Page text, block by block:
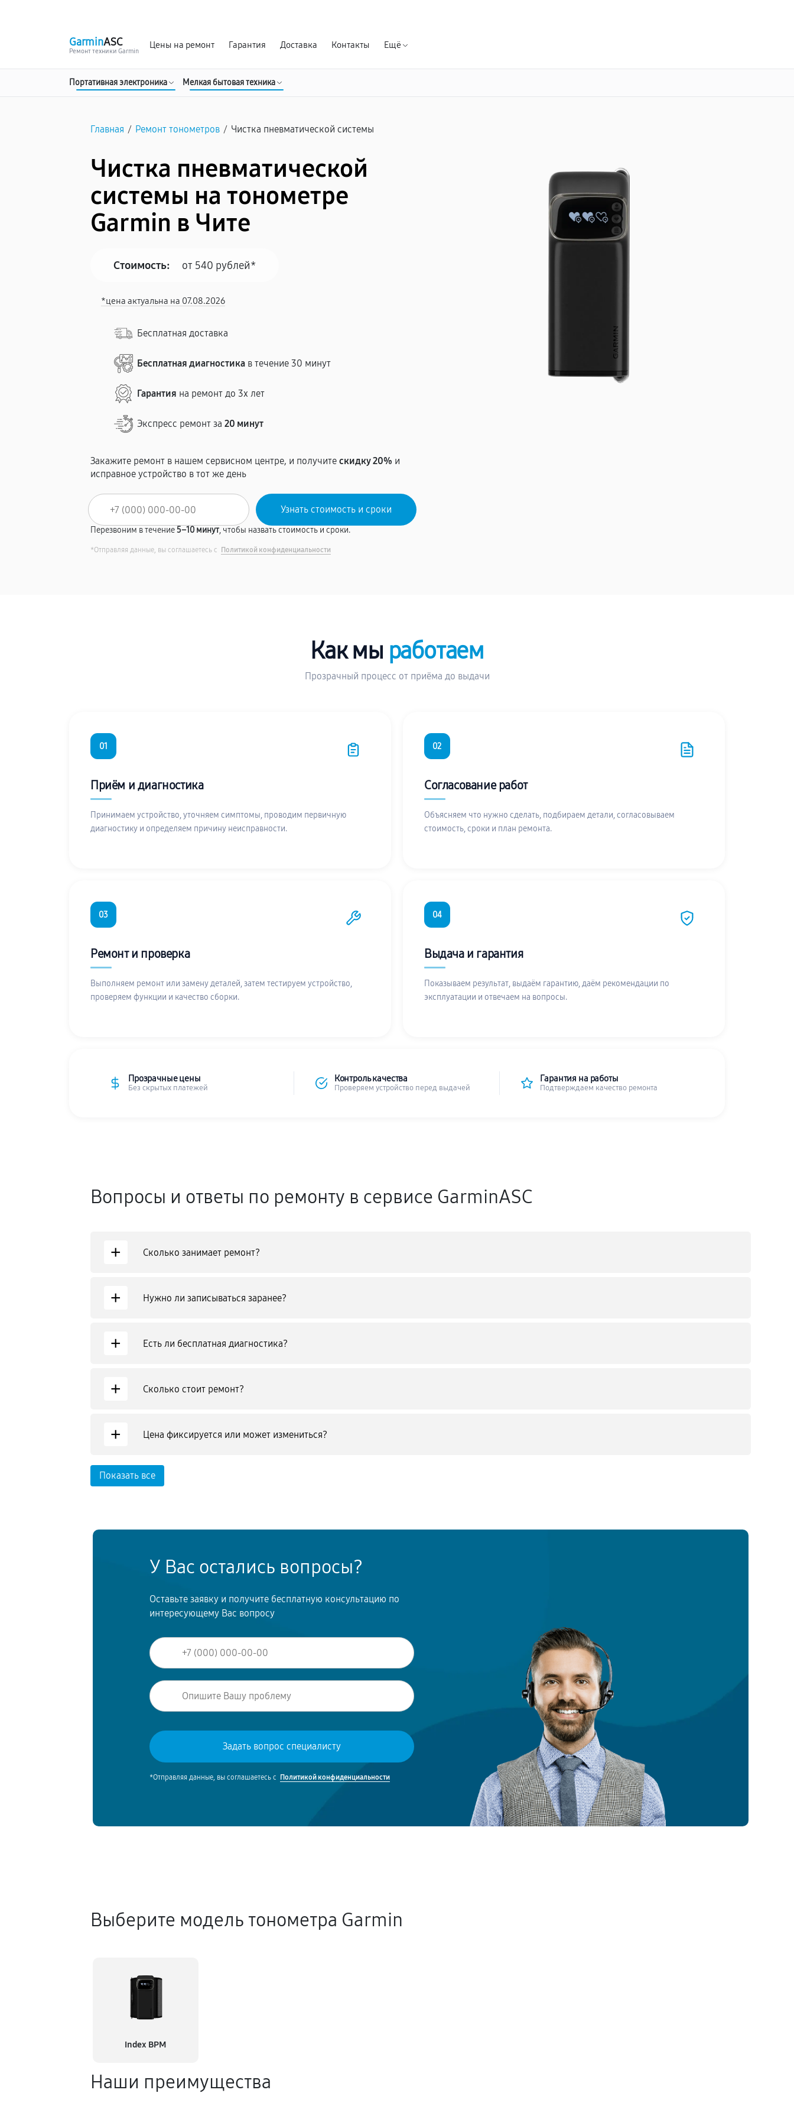
GarminASC
Ремонт техники Garmin
Цены на ремонт Гарантия Доставка Контакты Ещё
Портативная электроника Мелкая бытовая техника
Главная / Ремонт тонометров / Чистка пневматической системы
Чистка пневматической
системы на тонометре
Garmin в Чите
Стоимость: от 540 рублей*
*цена актуальна на 07.08.2026
Бесплатная доставка
Бесплатная диагностика в течение 30 минут
Гарантия на ремонт до 3х лет
Экспресс ремонт за20 минут
Закажите ремонт в нашем сервисном центре, и получитескидку 20% и
исправное устройство в тот же день
Перезвоним в течение5–10 минут, чтобы назвать стоимость и сроки.
*Отправляя данные, вы соглашаетесь с Политикой конфиденциальности
Как мы работаем
Прозрачный процесс от приёма до выдачи
01
Приём и диагностика
Принимаем устройство, уточняем симптомы, проводим первичную
диагностику и определяем причину неисправности.
02
Согласование работ
Объясняем что нужно сделать, подбираем детали, согласовываем
стоимость, сроки и план ремонта.
03
Ремонт и проверка
Выполняем ремонт или замену деталей, затем тестируем устройство,
проверяем функции и качество сборки.
04
Выдача и гарантия
Показываем результат, выдаём гарантию, даём рекомендации по
эксплуатации и отвечаем на вопросы.
Прозрачные цены
Без скрытых платежей
Контроль качества
Проверяем устройство перед выдачей
Гарантия на работы
Подтверждаем качество ремонта
Вопросы и ответы по ремонту в сервисе GarminASC
+ Сколько занимает ремонт?
+ Нужно ли записываться заранее?
+ Есть ли бесплатная диагностика?
+ Сколько стоит ремонт?
+ Цена фиксируется или может измениться?
Показать все
У Вас остались вопросы?
Оставьте заявку и получите бесплатную консультацию по
интересующему Вас вопросу
*Отправляя данные, вы соглашаетесь с Политикой конфиденциальности
Выберите модель тонометра Garmin
Index BPM
Наши преимущества